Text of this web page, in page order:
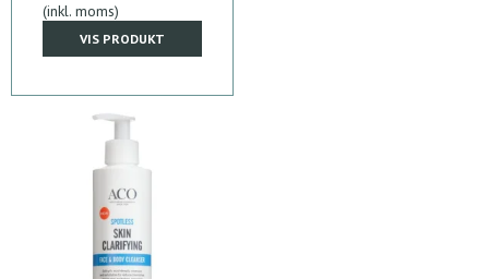
(inkl. moms)
VIS PRODUKT